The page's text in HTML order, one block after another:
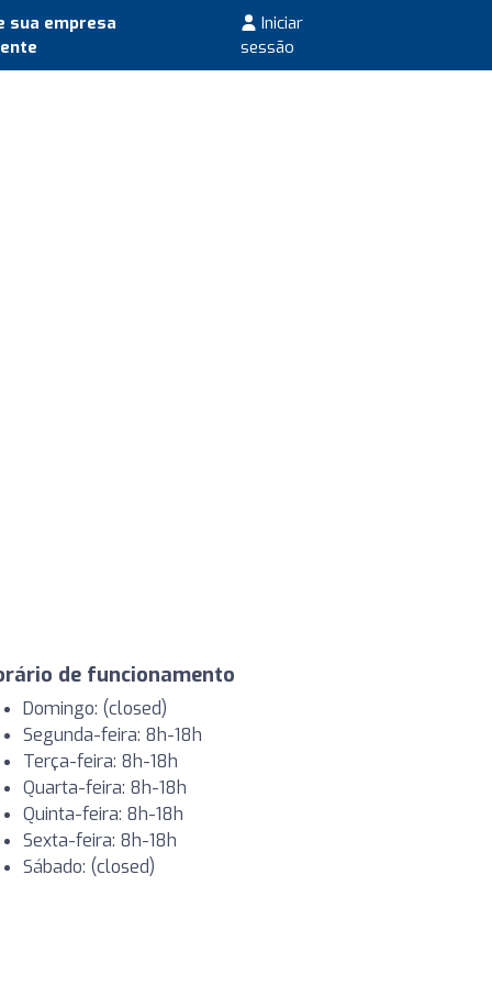
sua empresa
Iniciar
sessão
de funcionamento
Domingo: (closed)
Segunda-feira: 8h-18h
Terça-feira: 8h-18h
Quarta-feira: 8h-18h
Quinta-feira: 8h-18h
Sexta-feira: 8h-18h
Sábado: (closed)